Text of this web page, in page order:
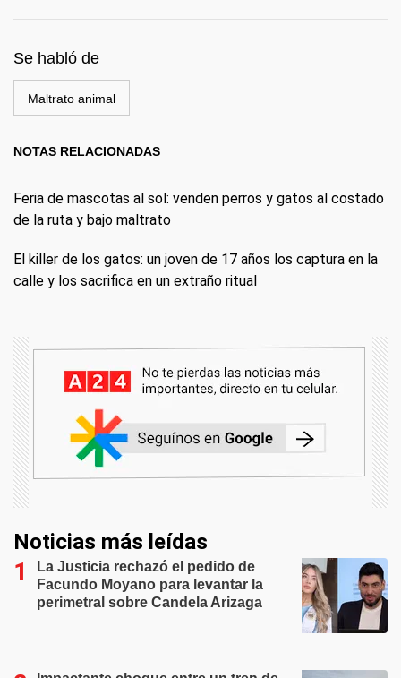
Se habló de
Maltrato animal
NOTAS RELACIONADAS
Feria de mascotas al sol: venden perros y gatos al costado
de la ruta y bajo maltrato
El killer de los gatos: un joven de 17 años los captura en la
calle y los sacrifica en un extraño ritual
Noticias más leídas
La Justicia rechazó el pedido de
Facundo Moyano para levantar la
perimetral sobre Candela Arizaga